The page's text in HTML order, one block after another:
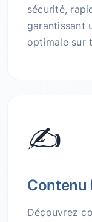
sécurité,
garantissant
optimale sur
✍️
Contenu
Découvrez